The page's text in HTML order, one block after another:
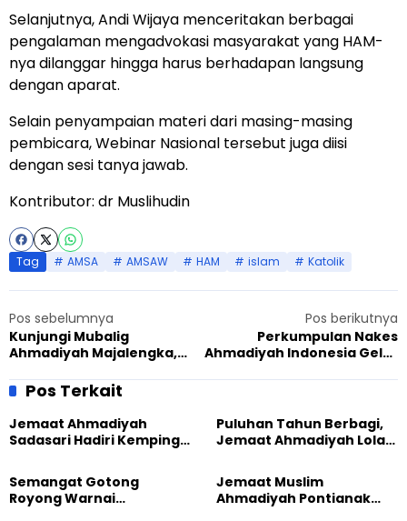
Selanjutnya, Andi Wijaya menceritakan berbagai
pengalaman mengadvokasi masyarakat yang HAM-
nya dilanggar hingga harus berhadapan langsung
dengan aparat.
Selain penyampaian materi dari masing-masing
pembicara, Webinar Nasional tersebut juga diisi
dengan sesi tanya jawab.
Kontributor: dr Muslihudin
Tag AMSA AMSAW HAM islam Katolik
Pos sebelumnya
Kunjungi Mubalig
Ahmadiyah Majalengka,
Memakmurkan Masjid
Pos berikutnya
Perkumpulan Nakes
Ahmadiyah Indonesia Gelar
Nasir Hospital Guatemala
Pos Terkait
Jemaat Ahmadiyah
Sadasari Hadiri Kemping
Majalengka
Puluhan Tahun Berbagi,
Jemaat Ahmadiyah Lolak
Sembako kepada Warga
Semangat Gotong
Royong Warnai
Jemaat Muslim
Ahmadiyah Pontianak